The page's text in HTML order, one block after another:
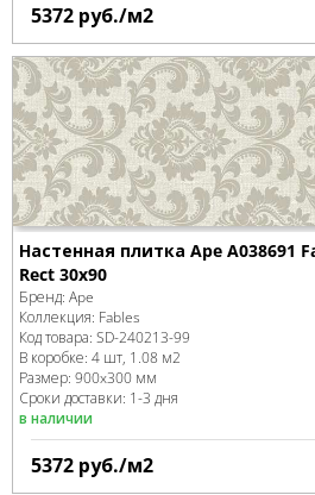
5372 руб./м2
Настенная плитка Ape A038691
Rect 30x90
Бренд: Ape
Коллекция: Fables
Код товара: SD-240213-99
В коробке: 4 шт, 1.08 м2
Размер: 900x300 мм
Сроки доставки: 1-3 дня
в наличии
5372 руб./м2